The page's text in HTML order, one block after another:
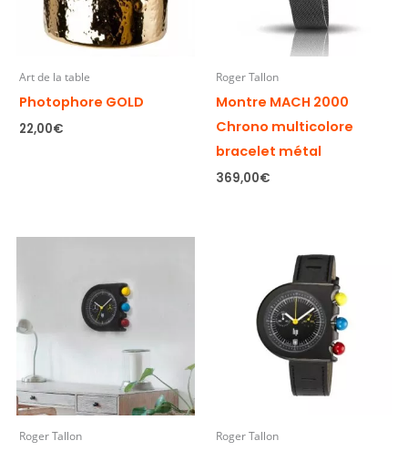
Art de la table
Photophore GOLD
22,00€
Roger Tallon
Montre MACH 2000
Chrono multicolore
bracelet métal
369,00€
Roger Tallon Roger Tallon